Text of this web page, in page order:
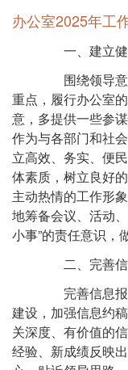
办公室2025年工
一、建立健
围绕领导意
重点，履行办公室
意，多提供一些参
作为与各部门和社
立高效、务实、便
体素质，树立良好
主动热情的工作形
地筹备会议、活动
小事”的责任意识，
二、完善信
完善信息报
建设，加强信息约
关深度、有价值的
经验、新成绩反映